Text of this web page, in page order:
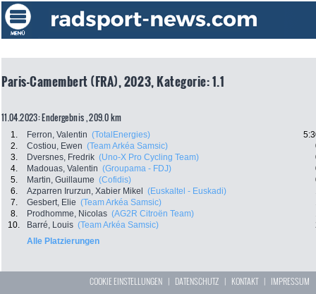
Paris-Camembert (FRA), 2023, Kategorie: 1.1
11.04.2023: Endergebnis , 209.0 km
1. Ferron, Valentin (TotalEnergies)
2.
Costiou, Ewen (Team Arkéa Samsic)
3.
Dversnes, Fredrik (Uno-X Pro Cycling Team)
4.
Madouas, Valentin (Groupama - FDJ)
5.
Martin, Guillaume (Cofidis)
6.
Azparren Irurzun, Xabier Mikel (Euskaltel - Euskadi)
7.
Gesbert, Elie (Team Arkéa Samsic)
8.
Prodhomme, Nicolas (AG2R Citroën Team)
10.
Barré, Louis (Team Arkéa Samsic)
Alle Platzierungen
COOKIE EINSTELLUNGEN | DATENSCHUTZ | KONTAKT| IMPRESSUM